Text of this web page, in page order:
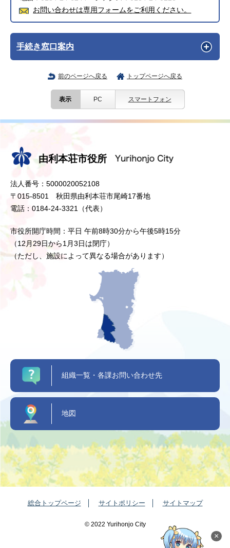
お問い合わせは専用フォームをご利用ください。
手続き窓口案内
前のページへ戻る トップページへ戻る
表示 PC スマートフォン
×
由利本荘市役所
法人番号：5000020052108
〒015-8501 秋田県由利本荘市尾崎17番地
電話：0184-24-3321（代表）
市役所開庁時間：平日 午前8時30分から午後5時15分
（12月29日から1月3日は閉庁）
（ただし、施設によって異なる場合があります）
組織一覧・各課お問い合わせ先
地図
総合トップページ サイトポリシー サイトマップ
©️ 2022 Yurihonjo City